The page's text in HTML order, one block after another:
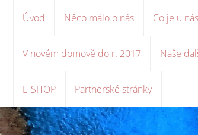
Úvod Něco málo o nás Co je u
V novém domově do r. 2017 Naše
E-SHOP Partnerské stránky